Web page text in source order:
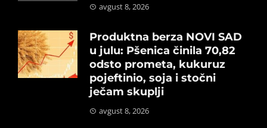
avgust 8, 2026
Produktna berza NOVI SAD
u julu: Pšenica činila 70,82
odsto prometa, kukuruz
pojeftinio, soja i stočni
ječam skuplji
avgust 8, 2026